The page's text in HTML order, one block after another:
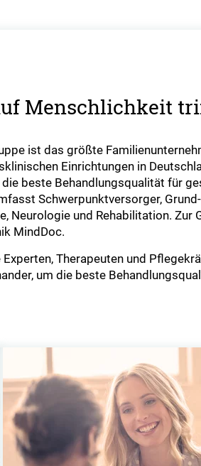
Menschlichkeit
ist das größte
Einrichtungen in
beste Behandlungsqualität für
Schwerpunktversorger,
Neurologie und Rehabilitation. Zur
MindDoc.
Therapeuten und
um die beste